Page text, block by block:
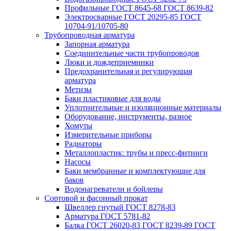
Профильные ГОСТ 8645-68 ГОСТ 8639-82
Электросварные ГОСТ 20295-85 ГОСТ
10704-91/10705-80
Трубопроводная арматура
Запорная арматура
Соединительные части трубопроводов
Люки и дождеприемники
Предохранительная и регулирующая
арматура
Метизы
Баки пластиковые для воды
Уплотнительные и изоляционные материалы
Оборудование, инструменты, разное
Хомуты
Измерительные приборы
Радиаторы
Металлопластик: трубы и пресс-фитинги
Насосы
Баки мембранные и комплектующие для
баков
Водонагреватели и бойлеры
Сортовой и фасонный прокат
Швеллер гнутый ГОСТ 8278-83
Арматура ГОСТ 5781-82
Балка ГОСТ 26020-83 ГОСТ 8239-89 ГОСТ